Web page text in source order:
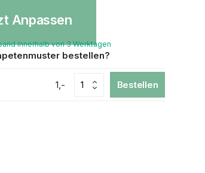
Anpassen
innerhalb von 3 Werktagen
bestellen?
1,- Bestellen